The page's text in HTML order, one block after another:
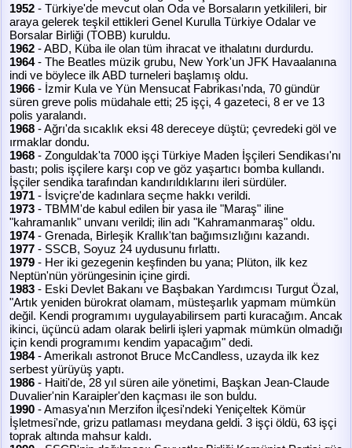
1952 - Türkiye'de mevcut olan Oda ve Borsaların yetkilileri, bir
araya gelerek teşkil ettikleri Genel Kurulla Türkiye Odalar ve
Borsalar Birliği (TOBB) kuruldu.
1962 - ABD, Küba ile olan tüm ihracat ve ithalatını durdurdu.
1964- The Beatles müzik grubu, New York'un JFK Havaalanına
indi ve böylece ilk ABD turneleri başlamış oldu.
1966 - İzmir Kula ve Yün Mensucat Fabrikası'nda, 70 gündür
süren greve polis müdahale etti; 25 işçi, 4 gazeteci, 8 er ve 13
polis yaralandı.
1968 - Ağrı'da sıcaklık eksi 48 dereceye düştü; çevredeki göl ve
ırmaklar dondu.
1968 - Zonguldak'ta 7000 işçi Türkiye Maden İşçileri Sendikası'nı
bastı; polis işçilere karşı cop ve göz yaşartıcı bomba kullandı.
İşçiler sendika tarafından kandırıldıklarını ileri sürdüler.
1971 - İsviçre'de kadınlara seçme hakkı verildi.
1973 - TBMM'de kabul edilen bir yasa ile "Maraş" iline
"kahramanlık" unvanı verildi; ilin adı "Kahramanmaraş" oldu.
1974- Grenada, Birleşik Krallık'tan bağımsızlığını kazandı.
1977 - SSCB, Soyuz 24 uydusunu fırlattı.
1979 - Her iki gezegenin keşfinden bu yana; Plüton, ilk kez
Neptün'nün yörüngesinin içine girdi.
1983 - Eski Devlet Bakanı ve Başbakan Yardımcısı Turgut Özal,
"Artık yeniden bürokrat olamam, müsteşarlık yapmam mümkün
değil. Kendi programımı uygulayabilirsem parti kuracağım. Ancak
ikinci, üçüncü adam olarak belirli işleri yapmak mümkün olmadığı
için kendi programımı kendim yapacağım" dedi.
1984- Amerikalı astronot Bruce McCandless, uzayda ilk kez
serbest yürüyüş yaptı.
1986 - Haiti'de, 28 yıl süren aile yönetimi, Başkan Jean-Claude
Duvalier'nin Karaipler'den kaçması ile son buldu.
1990 - Amasya'nın Merzifon ilçesi'ndeki Yeniçeltek Kömür
İşletmesi'nde, grizu patlaması meydana geldi. 3 işçi öldü, 63 işçi
toprak altında mahsur kaldı.